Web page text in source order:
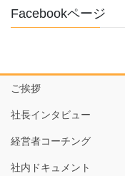
Facebookページ
ご挨拶
社長インタビュー
経営者コーチング
社内ドキュメント